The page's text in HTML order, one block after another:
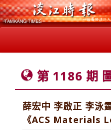
第 1186 期
薛宏中 李啟正 李泳
《ACS Materials